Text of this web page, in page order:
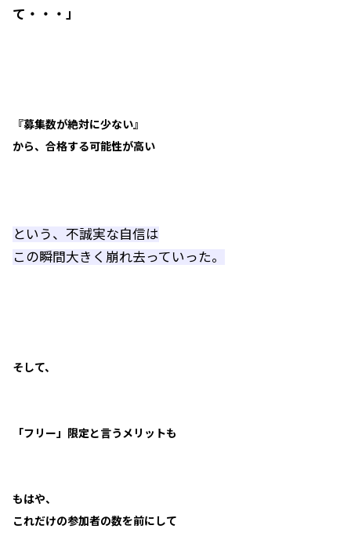
て・・・」
『募集数が絶対に少ない』
から、合格する可能性が高い
という、不誠実な自信は
この瞬間大きく崩れ去っていった。
そして、
「フリー」限定と言うメリットも
もはや、
これだけの参加者の数を前にして